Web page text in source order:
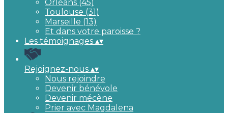
Orléans (45)
Toulouse (31)
Marseille (13)
Et dans votre paroisse ?
Les témoignages ▴▾
Rejoignez-nous ▴▾
Nous rejoindre
Devenir bénévole
Devenir mécène
Prier avec Magdalena